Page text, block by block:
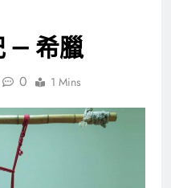
— 希臘
0 1 Mins